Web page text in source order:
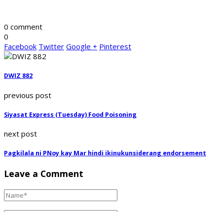
0 comment
0
Facebook Twitter Google + Pinterest
DWIZ 882
previous post
Siyasat Express (Tuesday) Food Poisoning
next post
Pagkilala ni PNoy kay Mar hindi ikinukunsiderang endorsement
Leave a Comment